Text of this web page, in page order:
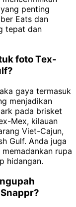
penting
Eats dan
tepat dan
foto Tex-
gaya termasuk
menjadikan
pada brisket
Mex, kilauan
Viet-Cajun,
Gulf. Anda juga
rupa
hidangan.